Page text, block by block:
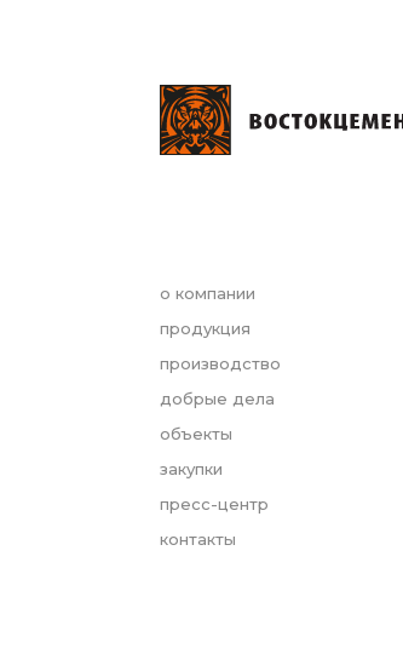
о компании
продукция
производство
добрые дела
объекты
закупки
пресс-центр
контакты